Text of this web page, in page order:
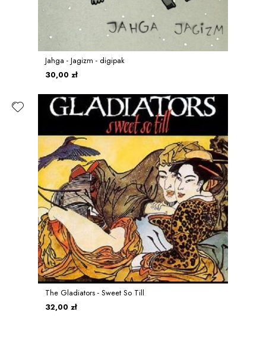
Jahga - Jagizm - digipak
30,00 zł
The Gladiators - Sweet So Till
32,00 zł